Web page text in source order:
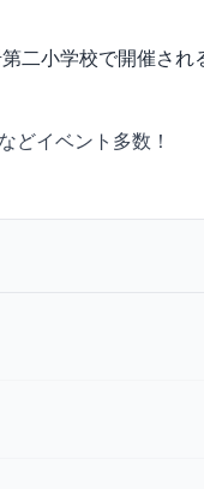
二小学校で開催され
どイベント多数！